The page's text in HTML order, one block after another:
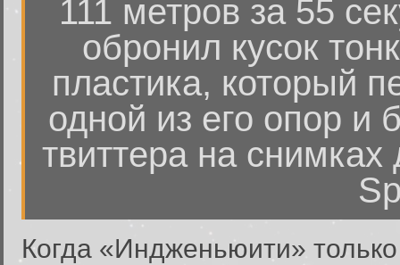
111 метров за 55
обронил кусок
пластика, который
одной из его опор и
твиттера на
Когда «Индженьюити»